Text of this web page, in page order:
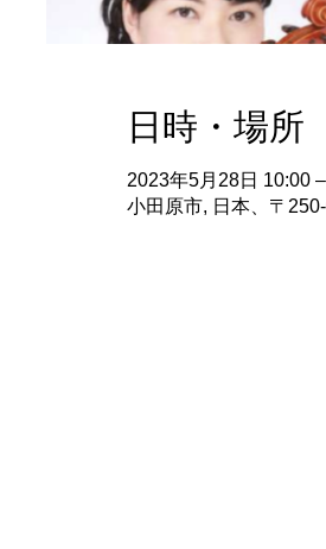
日時・場所
2023年5月28日 10:00
小田原市, 日本、〒